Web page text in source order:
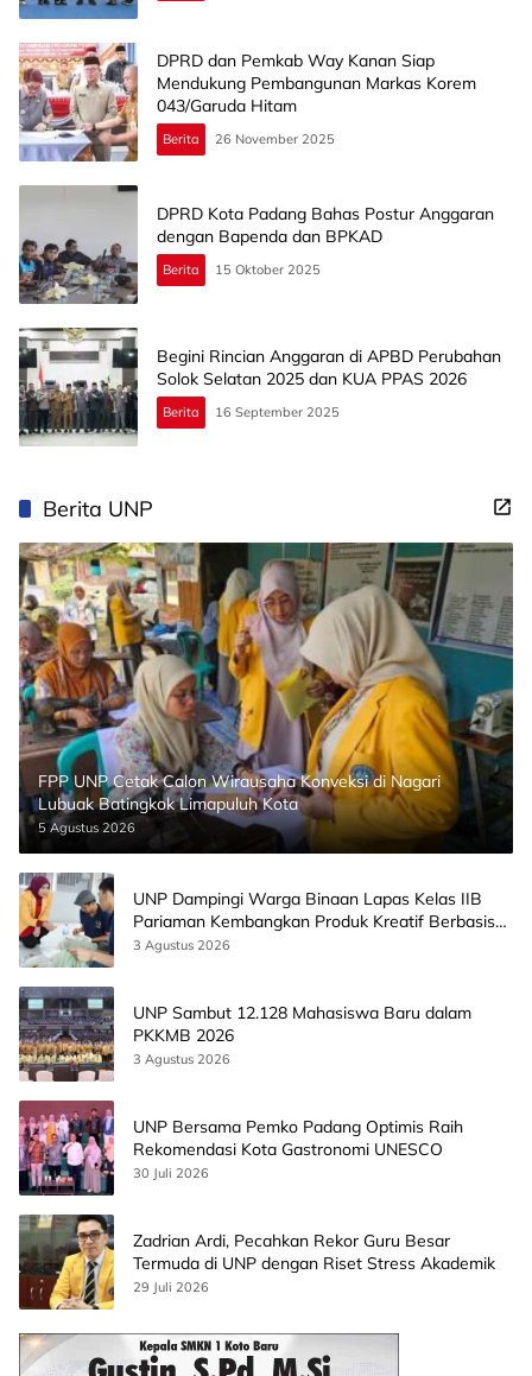
DPRD dan Pemkab Way Kanan Siap
Mendukung Pembangunan Markas Korem
043/Garuda Hitam
Berita 26 November 2025
DPRD Kota Padang Bahas Postur Anggaran
dengan Bapenda dan BPKAD
Berita 15 Oktober 2025
Begini Rincian Anggaran di APBD Perubahan
Solok Selatan 2025 dan KUA PPAS 2026
Berita 16 September 2025
Berita UNP
FPP UNP Cetak Calon Wirausaha Konveksi di Nagari
Lubuak Batingkok Limapuluh Kota
5 Agustus 2026
UNP Dampingi Warga Binaan Lapas Kelas IIB
Pariaman Kembangkan Produk Kreatif Berbasis
AI
3 Agustus 2026
UNP Sambut 12.128 Mahasiswa Baru dalam
PKKMB 2026
3 Agustus 2026
UNP Bersama Pemko Padang Optimis Raih
Rekomendasi Kota Gastronomi UNESCO
30 Juli 2026
Zadrian Ardi, Pecahkan Rekor Guru Besar
Termuda di UNP dengan Riset Stress Akademik
29 Juli 2026